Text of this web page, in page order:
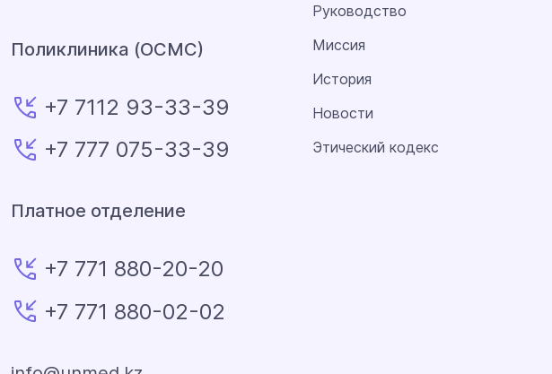
Поликлиника (ОСМС)
+7 7112 93-33-39
+7 777 075-33-39
Платное отделение
+7 771 880-20-20
+7 771 880-02-02
Руководство
Миссия
История
Новости
Этический кодекс